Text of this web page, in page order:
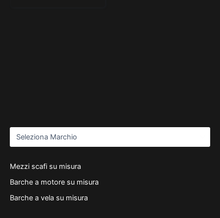
Mezzi scafi su misura
Barche a motore su misura
Barche a vela su misura